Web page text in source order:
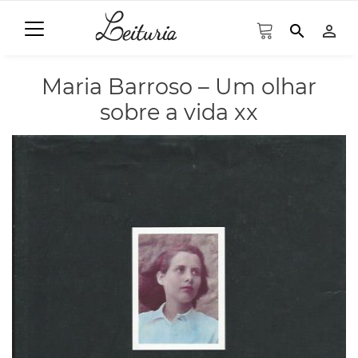
search person_outline
Maria Barroso – Um olhar
sobre a vida xx